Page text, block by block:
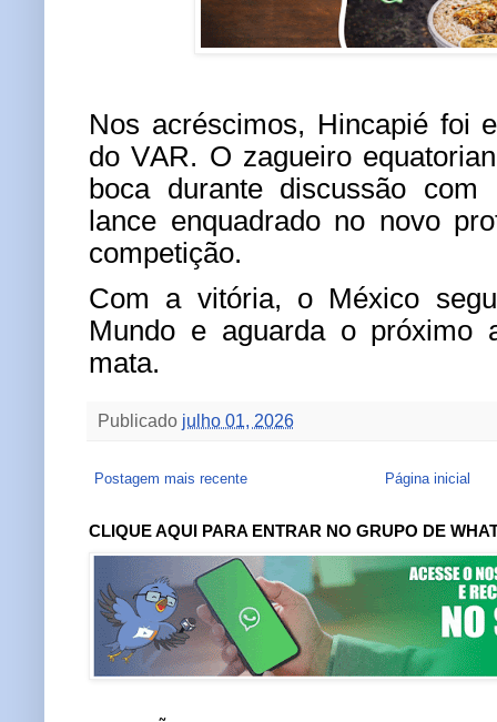
Nos acréscimos, Hincapié foi
do VAR. O zagueiro
boca durante discussão com
lance enquadrado no novo
competição.
Com a vitória, o México
Mundo e aguarda o próximo
mata.
Publicado julho 01, 2026
Postagem mais recente Página inicial
CLIQUE AQUI PARA ENTRAR NO GRUPO DE